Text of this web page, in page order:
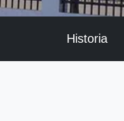
Historia